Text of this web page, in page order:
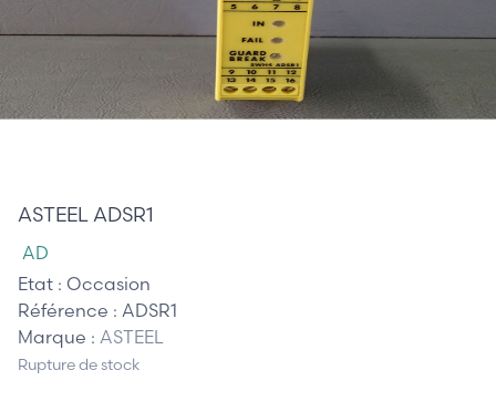
ASTEEL ADSR1
AD
Etat : Occasion
Référence : ADSR1
Marque : ASTEEL
Rupture de stock